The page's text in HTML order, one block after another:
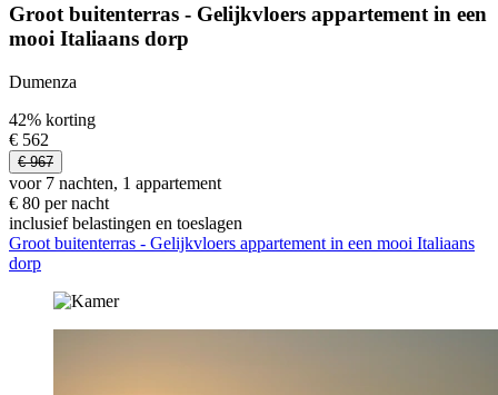
Groot buitenterras - Gelijkvloers appartement in een
mooi Italiaans dorp
Dumenza
42% korting
€ 562
€ 967
voor 7 nachten, 1 appartement
€ 80 per nacht
inclusief belastingen en toeslagen
Groot buitenterras - Gelijkvloers appartement in een mooi Italiaans
dorp